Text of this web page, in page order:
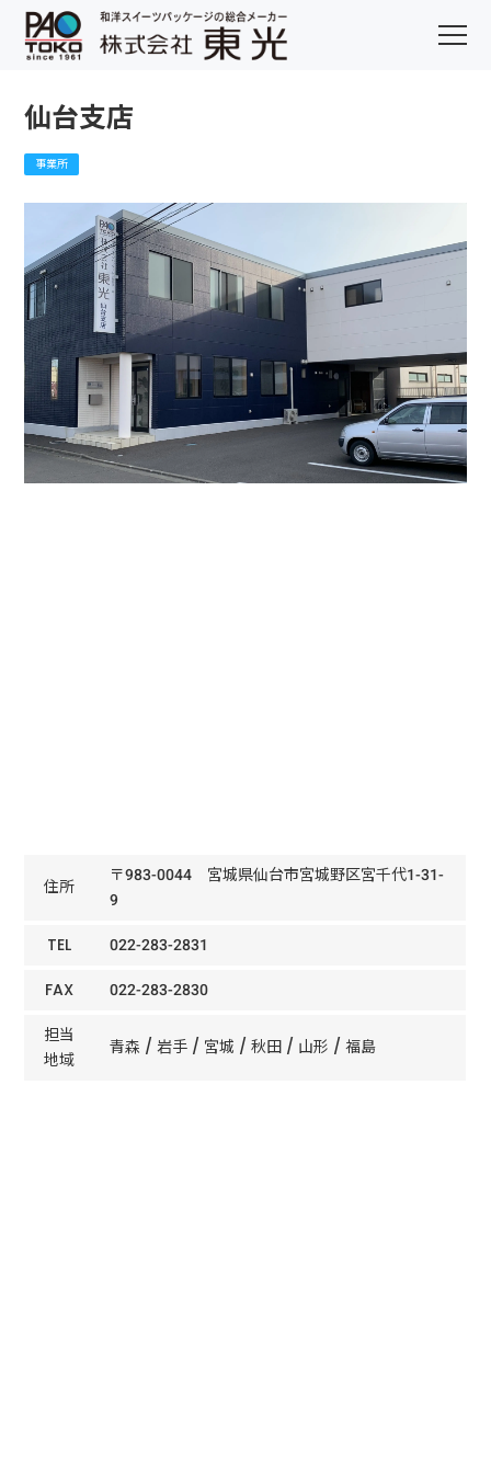
仙台支店
事業所
住所
〒983-0044 宮城県仙台市宮城野区宮千代1-31-
9
TEL 022-283-2831
FAX 022-283-2830
担当
地域
青森 / 岩手 / 宮城 / 秋田 / 山形 / 福島